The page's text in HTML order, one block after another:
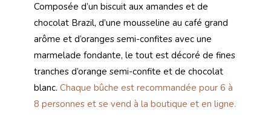
Composée d’un biscuit aux amandes et de
chocolat Brazil, d’une mousseline au café grand
arôme et d’oranges semi-confites avec une
marmelade fondante, le tout est décoré de fines
tranches d’orange semi-confite et de chocolat
blanc. Chaque bûche est recommandée pour 6 à
8 personnes et se vend à la boutique et en ligne.